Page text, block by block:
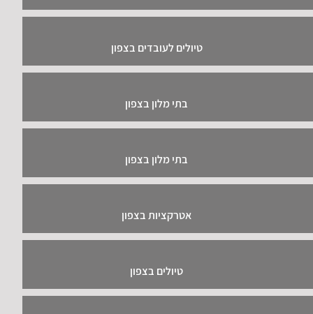
טיולים לעובדים בצפון
בתי מלון בצפון
בתי מלון בצפון
אטרקציות בצפון
טיולים בצפון